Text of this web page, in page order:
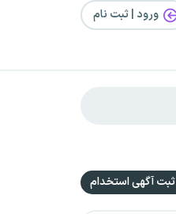
ورود | ثبت‌ نام
ثبت آگهی استخدام